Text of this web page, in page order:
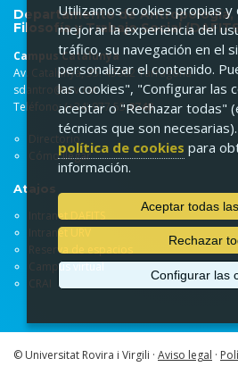
Departamento de Antropología,
Filosofía y Trabajo Social
Campus Catalunya
Av. Catalunya, 35. 43002 Tarragona
sdantro@urv.cat
Teléfono: (+34) 977 559748
Directorio
Cómo llegar
Atajos
Intranet DAFITS
Intranet URV
Reserva de espacios
Campus virtual
CRAI
© Universitat Rovira i Virgili · Aviso legal ·
Utilizamos cookies propias
mejorar la experiencia del
tráfico, su navegación en el
personalizar el contenido.
las cookies", "Configurar las
aceptar o "Rechazar todas"
técnicas que son
política de cookies para
información.
Aceptar todas
Rechazar
Configurar las